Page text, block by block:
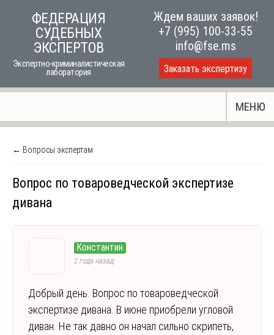
ФЕДЕРАЦИЯ
СУДЕБНЫХ
ЭКСПЕРТОВ
Экспертно-криминалистическая
лаборатория
Ждем ваших заявок!
+7 (995) 100-33-55
info@fse.ms
Заказать экспертизу
МЕНЮ
← Вопросы экспертам
Вопрос по товароведческой экспертизе
дивана
Константин
2 года назад
Добрый день. Вопрос по товароведческой
экспертизе дивана. В июне приобрели угловой
диван. Не так давно он начал сильно скрипеть,